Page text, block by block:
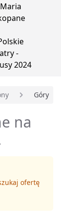
Góry
na
ofertę